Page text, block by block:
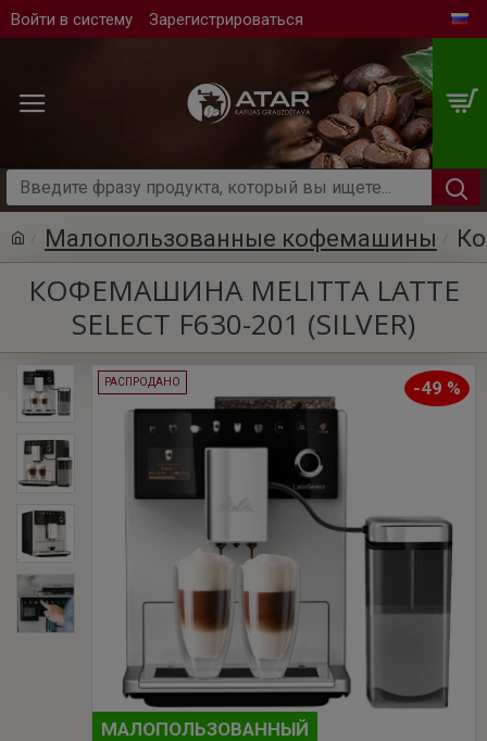
Войти в систему Зарегистрироваться
Mалопользованные кофемашины
КОФЕМАШИНА MELITTA LATTE
SELECT F630-201 (SILVER)
РАСПРОДАНО
MАЛОПОЛЬЗОВАННЫЙ
-49 %